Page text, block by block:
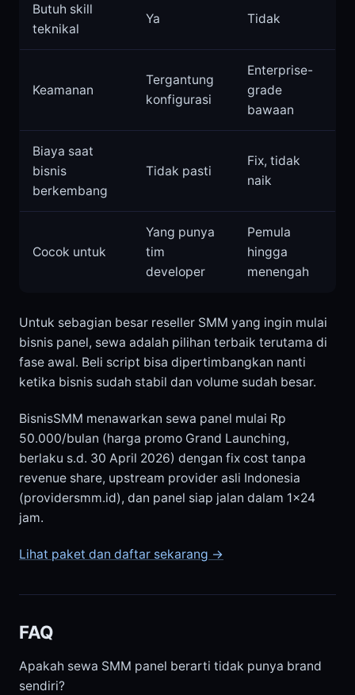
Butuh skill
teknikal
Ya Tidak
Keamanan
Tergantung
konfigurasi
Enterprise-
grade
bawaan
Biaya saat
bisnis
berkembang
Tidak pasti
Fix, tidak
naik
Cocok untuk
Yang punya
tim
developer
Pemula
hingga
menengah
Untuk sebagian besar reseller SMM yang ingin mulai
bisnis panel, sewa adalah pilihan terbaik terutama di
fase awal. Beli script bisa dipertimbangkan nanti
ketika bisnis sudah stabil dan volume sudah besar.
BisnisSMM menawarkan sewa panel mulai Rp
50.000/bulan (harga promo Grand Launching,
berlaku s.d. 30 April 2026) dengan fix cost tanpa
revenue share, upstream provider asli Indonesia
(providersmm.id), dan panel siap jalan dalam 1×24
jam.
Lihat paket dan daftar sekarang →
FAQ
Apakah sewa SMM panel berarti tidak punya brand
sendiri?